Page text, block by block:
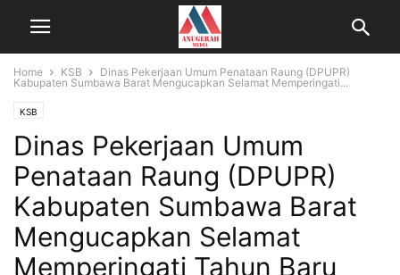
Home KSB
Dinas Pekerjaan Umum Penataan Raung (DPUPR)
Kabupaten Sumbawa Barat Mengucapkan Selamat Memperingati...
KSB
Dinas Pekerjaan Umum
Penataan Raung (DPUPR)
Kabupaten Sumbawa Barat
Mengucapkan Selamat
Memperingati Tahun Baru